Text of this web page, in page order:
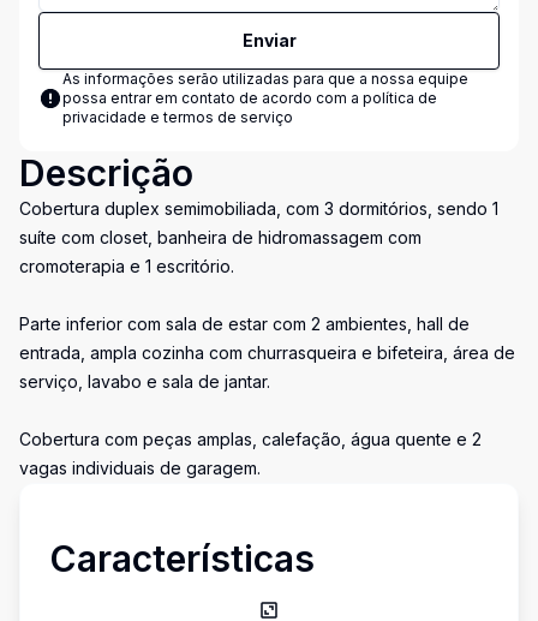
Enviar
As informações serão utilizadas para que a nossa equipe
possa entrar em contato de acordo com a política de
privacidade e termos de serviço
Descrição
Cobertura duplex semimobiliada, com 3 dormitórios, sendo 1
suíte com closet, banheira de hidromassagem com
cromoterapia e 1 escritório.
Parte inferior com sala de estar com 2 ambientes, hall de
entrada, ampla cozinha com churrasqueira e bifeteira, área de
serviço, lavabo e sala de jantar.
Cobertura com peças amplas, calefação, água quente e 2
vagas individuais de garagem.
Características